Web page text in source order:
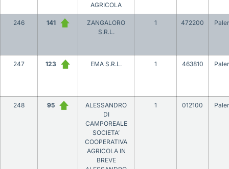
AGRICOLA
246 141
ZANGALORO
S.R.L.
1 472200
247 123 EMA S.R.L. 1 463810
248 95
ALESSANDRO
DI
CAMPOREALE
SOCIETA’
COOPERATIVA
AGRICOLA IN
BREVE
1 012100